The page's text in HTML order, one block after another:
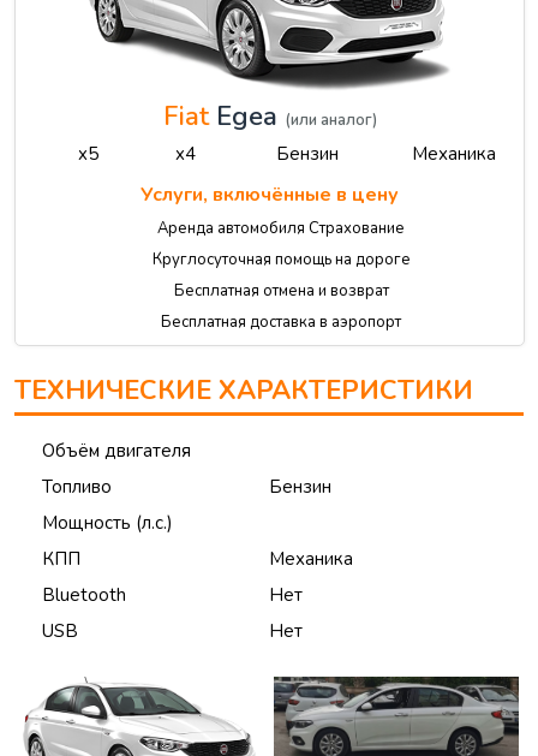
FiatEgea (или аналог)
x5 x4 Бензин Механика
Услуги, включённые в цену
Аренда автомобиля Страхование
Круглосуточная помощь на дороге
Бесплатная отмена и возврат
Бесплатная доставка в аэропорт
ТЕХНИЧЕСКИЕ ХАРАКТЕРИСТИКИ
Объём двигателя
Топливо
Бензин
Мощность (л.с.)
КПП
Механика
Bluetooth
Нет
USB
Нет